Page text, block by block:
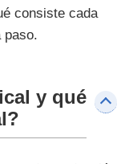
consiste cada
paso.
y qué